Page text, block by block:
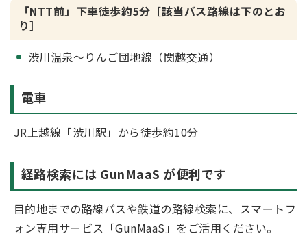
「NTT前」下車徒歩約5分［該当バス路線は下のとお
り］
渋川温泉～りんご団地線（関越交通）
電車
JR上越線「渋川駅」から徒歩約10分
経路検索には GunMaaS が便利です
目的地までの路線バスや鉄道の路線検索に、スマートフ
ォン専用サービス「GunMaaS」をご活用ください。